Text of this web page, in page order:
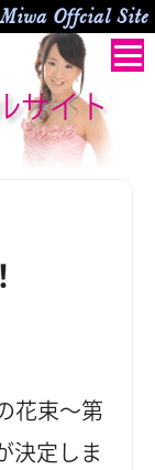
Offcial Site
サイト
花束～第
決定しま